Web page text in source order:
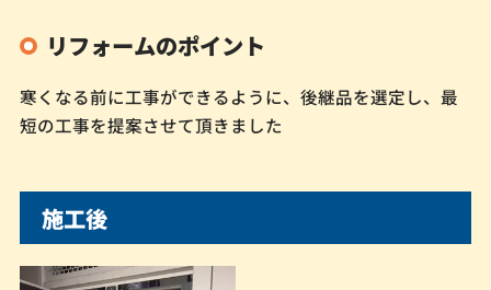
リフォームのポイント
寒くなる前に工事ができるように、後継品を選定し、最
短の工事を提案させて頂きました
施工後